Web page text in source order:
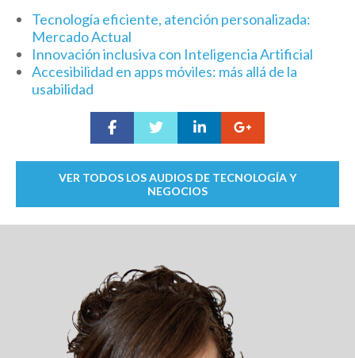
Tecnología eficiente, atención personalizada:
Mercado Actual
Innovación inclusiva con Inteligencia Artificial
Accesibilidad en apps móviles: más allá de la
usabilidad
VER TODOS LOS AUDIOS DE TECNOLOGÍA Y
NEGOCIOS